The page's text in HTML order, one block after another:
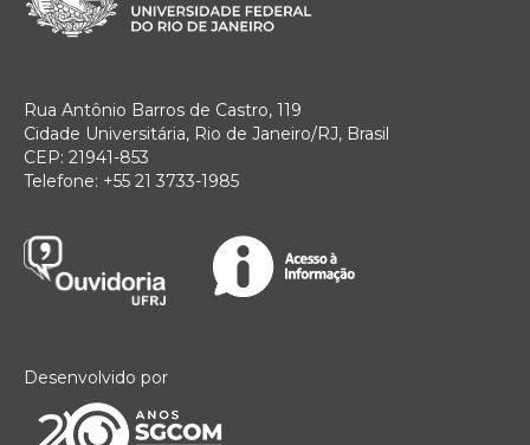
Rua Antônio Barros de Castro, 119
Cidade Universitária, Rio de Janeiro/RJ, Brasil
CEP: 21941-853
Telefone: +55 21 3733-1985
Desenvolvido por